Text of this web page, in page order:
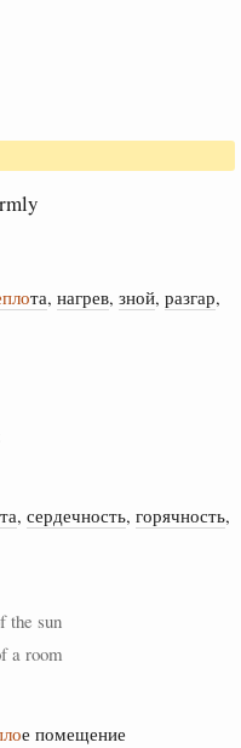
та, нагрев, зной, разгар,
та, сердечность, горячность,
the sun
a room
е помещение